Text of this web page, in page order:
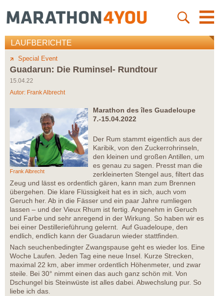
LAUFBERICHTE
Special Event
Guadarun: Die Ruminsel- Rundtour
15.04.22
Autor: Frank Albrecht
Frank Albrecht
Marathon des îles Guadeloupe
7.-15.04.2022
Der Rum stammt eigentlich aus der
Karibik, von den Zuckerrohrinseln,
den kleinen und großen Antillen, um
es genau zu sagen. Presst man die
zerkleinerten Stengel aus, filtert das
Zeug und lässt es ordentlich gären, kann man zum Brennen
übergehen. Die klare Flüssigkeit hat es in sich, auch vom
Geruch her. Ab in die Fässer und ein paar Jahre rumliegen
lassen – und der Vieux Rhum ist fertig. Angenehm in Geruch
und Farbe und sehr anregend in der Wirkung. So haben wir es
bei einer Destillerieführung gelernt. Auf Guadeloupe, den
endlich, endlich kann der Guadarun wieder stattfinden.
Nach seuchenbedingter Zwangspause geht es wieder los. Eine
Woche Laufen. Jeden Tag eine neue Insel. Kurze Strecken,
maximal 22 km, aber immer ordentlich Höhenmeter, und zwar
steile. Bei 30° nimmt einen das auch ganz schön mit. Von
Dschungel bis Steinwüste ist alles dabei. Abwechslung pur. So
liebe ich das.